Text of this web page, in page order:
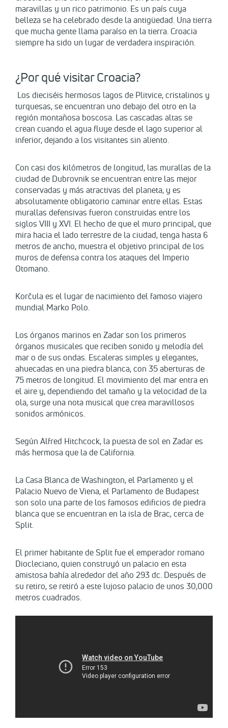
maravillas y un rico patrimonio. Es un país cuya
belleza se ha celebrado desde la antigüedad. Una tierra
que mucha gente llama paraíso en la tierra. Croacia
siempre ha sido un lugar de verdadera inspiración.
¿Por qué visitar Croacia?
Los dieciséis hermosos lagos de Plitvice, cristalinos y
turquesas, se encuentran uno debajo del otro en la
región montañosa boscosa. Las cascadas altas se
crean cuando el agua fluye desde el lago superior al
inferior, dejando a los visitantes sin aliento.
Con casi dos kilómetros de longitud, las murallas de la
ciudad de Dubrovnik se encuentran entre las mejor
conservadas y más atractivas del planeta, y es
absolutamente obligatorio caminar entre ellas. Estas
murallas defensivas fueron construidas entre los
siglos VIII y XVI. El hecho de que el muro principal, que
mira hacia el lado terrestre de la ciudad, tenga hasta 6
metros de ancho, muestra el objetivo principal de los
muros de defensa contra los ataques del Imperio
Otomano.
Korčula es el lugar de nacimiento del famoso viajero
mundial Marko Polo.
Los órganos marinos en Zadar son los primeros
órganos musicales que reciben sonido y melodía del
mar o de sus ondas. Escaleras simples y elegantes,
ahuecadas en una piedra blanca, con 35 aberturas de
75 metros de longitud. El movimiento del mar entra en
el aire y, dependiendo del tamaño y la velocidad de la
ola, surge una nota musical que crea maravillosos
sonidos armónicos.
Según Alfred Hitchcock, la puesta de sol en Zadar es
más hermosa que la de California.
La Casa Blanca de Washington, el Parlamento y el
Palacio Nuevo de Viena, el Parlamento de Budapest
son solo una parte de los famosos edificios de piedra
blanca que se encuentran en la isla de Brac, cerca de
Split.
El primer habitante de Split fue el emperador romano
Diocleciano, quien construyó un palacio en esta
amistosa bahía alrededor del año 293 dc. Después de
su retiro, se retiró a este lujoso palacio de unos 30,000
metros cuadrados.